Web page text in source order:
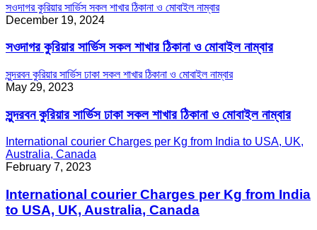
সওদাগর কুরিয়ার সার্ভিস সকল শাখার ঠিকানা ও মোবাইল নাম্বার
December 19, 2024
সওদাগর কুরিয়ার সার্ভিস সকল শাখার ঠিকানা ও মোবাইল নাম্বার
সুন্দরবন কুরিয়ার সার্ভিস ঢাকা সকল শাখার ঠিকানা ও মোবাইল নাম্বার
May 29, 2023
সুন্দরবন কুরিয়ার সার্ভিস ঢাকা সকল শাখার ঠিকানা ও মোবাইল নাম্বার
International courier Charges per Kg from India to USA, UK,
Australia, Canada
February 7, 2023
International courier Charges per Kg from India
to USA, UK, Australia, Canada